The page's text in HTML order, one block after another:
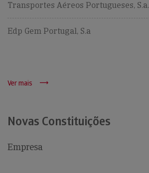
Transportes Aéreos Portugueses, S.a.
Edp Gem Portugal, S.a
Ver mais
Novas Constituições
Empresa